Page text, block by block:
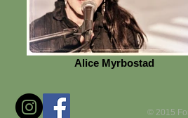
Alice Myrbostad
© 2015